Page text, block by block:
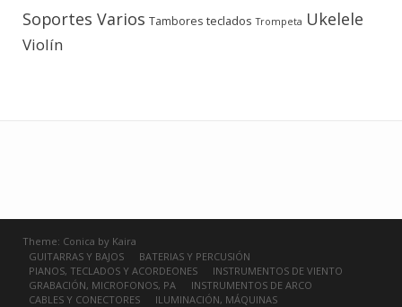
Soportes Varios Tambores teclados Trompeta Ukelele
Violín
Theme: Conica by Kaira
GUITARRAS Y BAJOS
BATERIAS Y PERCUSIÓN
PIANOS, TECLADOS Y ACORDEONES
INSTRUMENTOS DE VIENTO
GRABACIÓN, MICROFONOS, PA
INSTRUMENTOS DE ARCO
CABLES Y CONECTORES
ILUMINACIÓN, MÁQUINAS